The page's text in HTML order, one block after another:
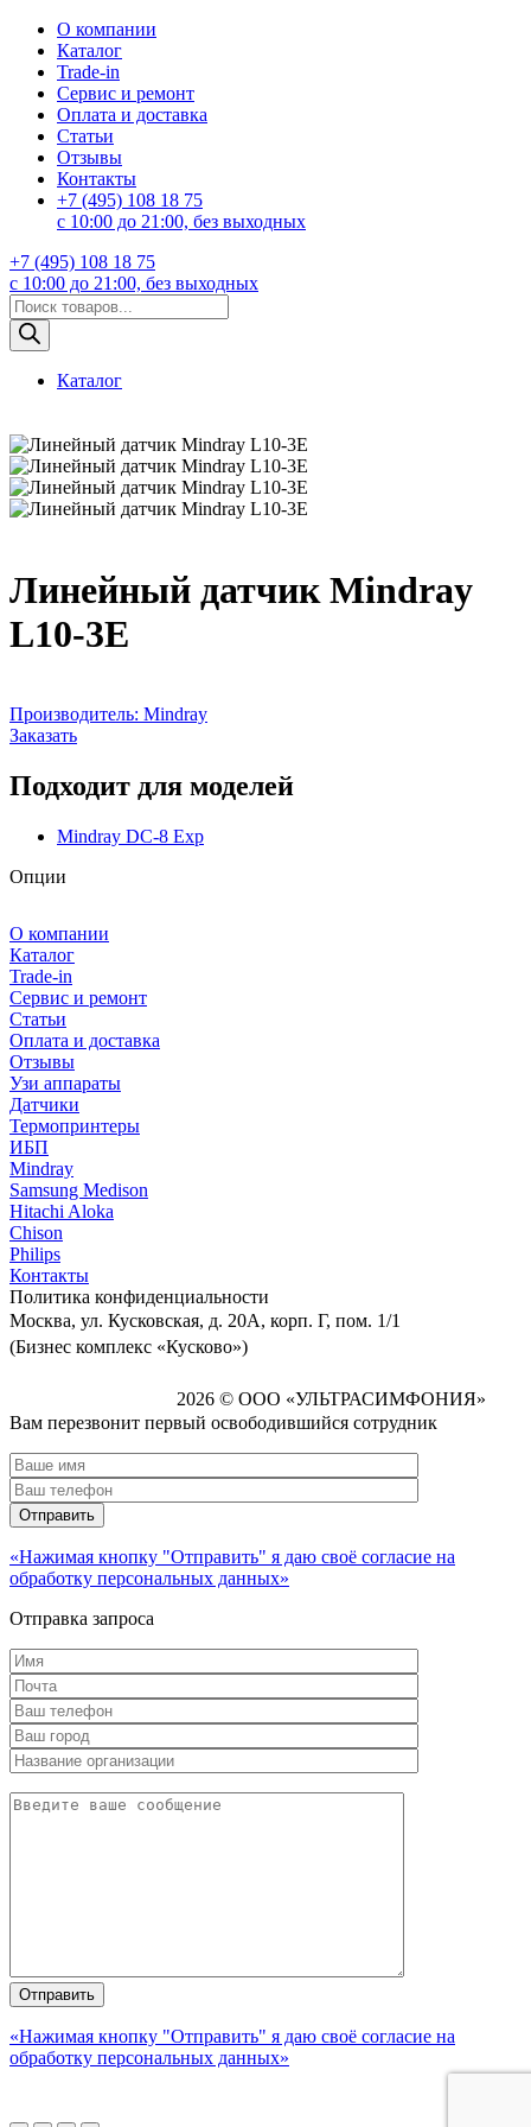
О компании
Каталог
Trade-in
Сервис и ремонт
Оплата и доставка
Статьи
Отзывы
Контакты
+7 (495) 108 18 75
с 10:00 до 21:00, без выходных
+7 (495) 108 18 75
с 10:00 до 21:00, без выходных
Поиск
товаров
Каталог
Линейный датчик Mindray
L10-3E
Производитель: Mindray
Заказать
Подходит для моделей
Mindray DC-8 Exp
Опции
О компании
Каталог
Trade-in
Сервис и ремонт
Статьи
Оплата и доставка
Отзывы
Узи аппараты
Датчики
Термопринтеры
ИБП
Mindray
Samsung Medison
Hitachi Aloka
Сhison
Philips
Контакты
Политика конфиденциальности
Москва, ул. Кусковская, д. 20А, корп. Г, пом. 1/1
(Бизнес комплекс «Кусково»)
2026 © ООО «УЛЬТРАСИМФОНИЯ»
Вам перезвонит первый освободившийся сотрудник
«Нажимая кнопку "Отправить" я даю своё согласие на
обработку персональных данных»
Отправка запроса
«Нажимая кнопку "Отправить" я даю своё согласие на
обработку персональных данных»